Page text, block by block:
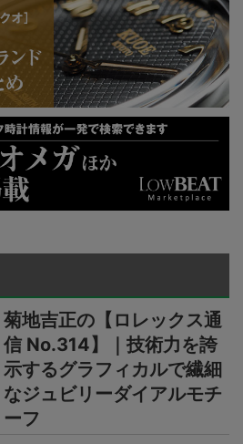
菊地吉正の【ロレックス通
信 No.314】｜技術力を誇
示するグラフィカルで繊細
なジュビリーダイアルモチ
ーフ